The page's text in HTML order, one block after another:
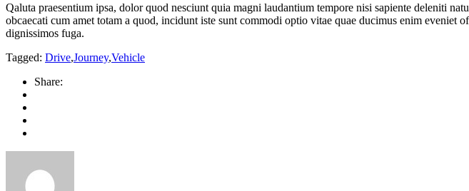
Qaluta praesentium ipsa, dolor quod nesciunt quia magni laudantium tempore nisi sapiente deleniti
obcaecati cum amet totam a quod, incidunt iste sunt commodi optio vitae quae ducimus enim
dignissimos fuga.
Tagged: Drive,Journey,Vehicle
Share: